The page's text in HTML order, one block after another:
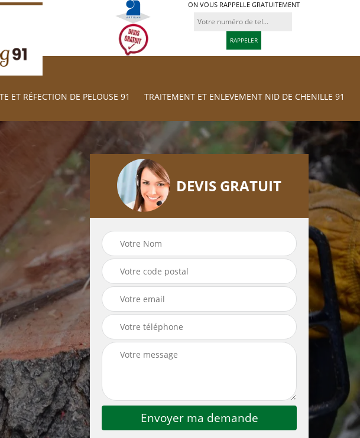
ON VOUS RAPPELLE GRATUITEMENT
ET RÉFECTION DE PELOUSE 91 TRAITEMENT ET ENLEVEMENT NID DE CHENILLE 91
Abattage d'arbres Tonte et réfection
de pelouse 91
Traitement et
Enlevement nid
chenille 91
DEVIS GRATUIT